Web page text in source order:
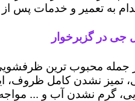
به تعمیر و خدمات پس
جی در گزبرخوار
محبوب ترین
تمیز نشدن کامل ظروف،
گرم نشدن آب و ...